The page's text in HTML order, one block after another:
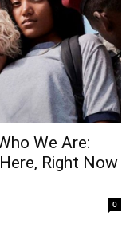
We Are:
Right Now
0